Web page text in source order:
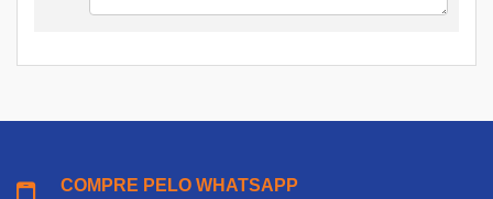
COMPRE PELO WHATSAPP